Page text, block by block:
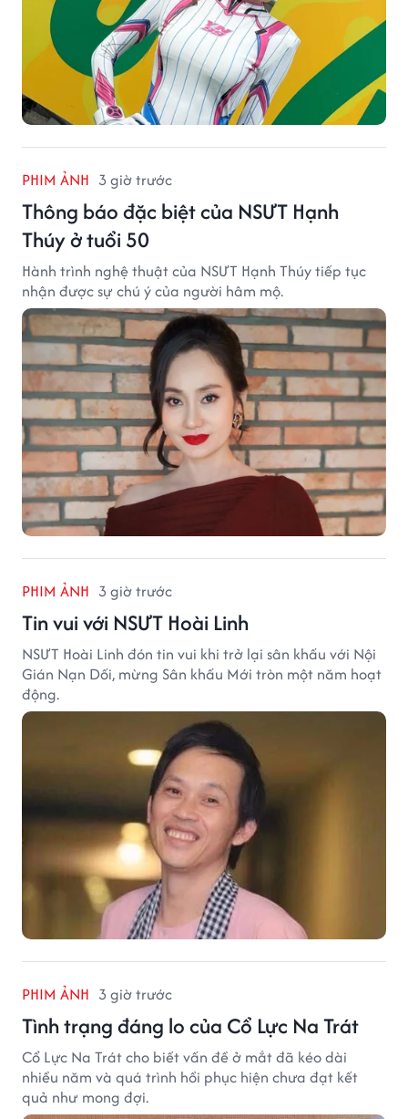
PHIM ẢNH 3 giờ trước
Thông báo đặc biệt của NSƯT Hạnh
Thúy ở tuổi 50
Hành trình nghệ thuật của NSƯT Hạnh Thúy tiếp tục
nhận được sự chú ý của người hâm mộ.
PHIM ẢNH 3 giờ trước
Tin vui với NSƯT Hoài Linh
NSƯT Hoài Linh đón tin vui khi trở lại sân khấu với Nội
Gián Nạn Dối, mừng Sân khấu Mới tròn một năm hoạt
động.
PHIM ẢNH 3 giờ trước
Tình trạng đáng lo của Cổ Lực Na Trát
Cổ Lực Na Trát cho biết vấn đề ở mắt đã kéo dài
nhiều năm và quá trình hồi phục hiện chưa đạt kết
quả như mong đợi.